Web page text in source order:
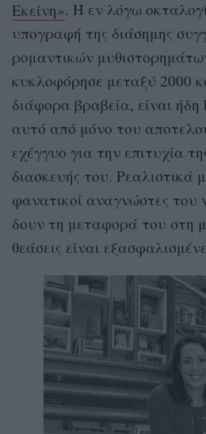
Εκείνη». Η εν λόγω
υπογραφή της διάσημης
ρομαντικών
κυκλοφόρησε μεταξύ 2000
διάφορα βραβεία, είναι ήδη
αυτό από μόνο του
εχέγγυο για την επιτυχία
διασκευής του. Ρεαλιστικά
φανατικοί αναγνώστες του
δουν τη μεταφορά του στη
θεάσεις είναι